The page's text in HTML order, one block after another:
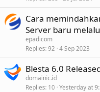
Cara
Server baru
epadicom
Replies 92 4 Sep 2023
Blesta 6.0
domainic.id
Replies 10 Yesterday at